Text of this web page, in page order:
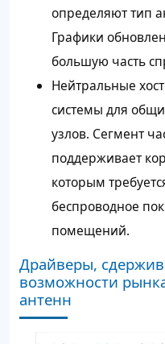
определяют тип
Графики
большую часть
Нейтральные
системы для
узлов. Сегмент
поддерживает
которым
беспроводное
помещений.
Драйверы,
возможности
антенн